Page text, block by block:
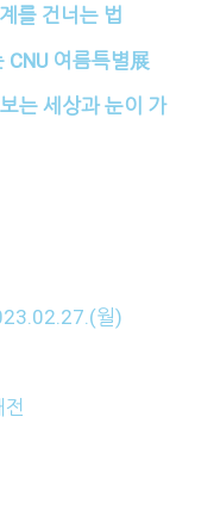
를 건너는 법
CNU 여름특별展
는 세상과 눈이 가
월)